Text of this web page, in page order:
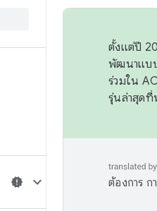
ตั้งแต่ปี
พัฒนาแบบ
ร่วมใน
รุ่นล่าสุดที่
ต้องการ